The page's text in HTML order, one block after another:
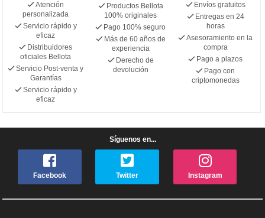
Atención
personalizada
Servicio rápido y
eficaz
Distribuidores
oficiales Bellota
Servicio Post-venta y
Garantías
Servicio rápido y
eficaz
Productos Bellota
100% originales
Pago 100% seguro
Más de 60 años de
experiencia
Derecho de
devolución
Envíos gratuitos
Entregas en 24
horas
Asesoramiento en la
compra
Pago a plazos
Pago con
criptomonedas
Síguenos en...
Facebook Twitter Instagram